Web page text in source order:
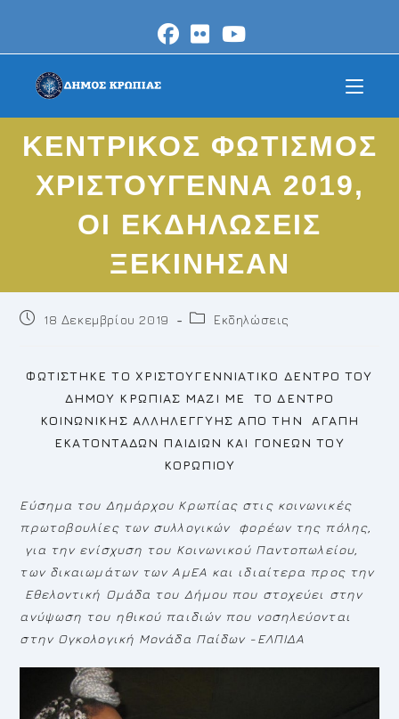
content
ΚΕΝΤΡΙΚΟΣ ΦΩΤΙΣΜΟΣ
ΧΡΙΣΤΟΥΓΕΝΝΑ 2019,
ΟΙ ΕΚΔΗΛΩΣΕΙΣ
ΞΕΚΙΝΗΣΑΝ
Post18 Δεκεμβρίου 2019
PostΕκδηλώσεις
ΦΩΤΙΣΤΗΚΕ ΤΟ ΧΡΙΣΤΟΥΓΕΝΝΙΑΤΙΚΟ ΔΕΝΤΡΟ ΤΟΥ
ΔΗΜΟΥ ΚΡΩΠΙΑΣ ΜΑΖΙ ΜΕ ΤΟ ΔΕΝΤΡΟ
ΚΟΙΝΩΝΙΚΗΣ ΑΛΛΗΛΕΓΓΥΗΣ ΑΠΟ ΤΗΝ ΑΓΑΠΗ
ΕΚΑΤΟΝΤΑΔΩΝ ΠΑΙΔΙΩΝ ΚΑΙ ΓΟΝΕΩΝ ΤΟΥ
ΚΟΡΩΠΙΟΥ
Εύσημα του Δημάρχου Κρωπίας στις κοινωνικές
πρωτοβουλίες των συλλογικών φορέων της πόλης,
για την ενίσχυση του Κοινωνικού Παντοπωλείου,
των δικαιωμάτων των ΑμΕΑ και ιδιαίτερα προς την
Εθελοντική Ομάδα του Δήμου που στοχεύει στην
ανύψωση του ηθικού παιδιών που νοσηλεύονται
στην Ογκολογική Μονάδα Παίδων -ΕΛΠΙΔΑ